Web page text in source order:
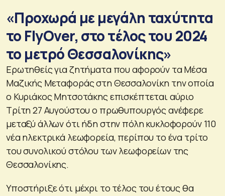
«Προχωρά με μεγάλη ταχύτητα
το FlyOver, στο τέλος του 2024
το μετρό Θεσσαλονίκης»
Ερωτηθείς για ζητήματα που αφορούν τα Μέσα
Μαζικής Μεταφοράς στη Θεσσαλονίκη την οποία
ο Κυριάκος Μητσοτάκης επισκέπτεται αύριο
Τρίτη 27 Αυγούστου ο πρωθυπουργός ανέφερε
μεταξύ άλλων ότι ήδη στην πόλη κυκλοφορούν 110
νέα ηλεκτρικά λεωφορεία, περίπου το ένα τρίτο
του συνολικού στόλου των λεωφορείων της
Θεσσαλονίκης.
Υποστήριξε ότι μέχρι το τέλος του έτους θα